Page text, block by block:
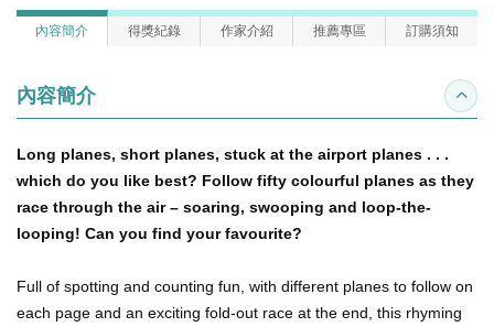
內容簡介 得獎紀錄 作家介紹 推薦專區 訂購須知
內容簡介 收合
Long planes, short planes, stuck at the airport planes . . .
which do you like best? Follow fifty colourful planes as they
race through the air – soaring, swooping and loop-the-
looping! Can you find your favourite?
Full of spotting and counting fun, with different planes to follow on
each page and an exciting fold-out race at the end, this rhyming